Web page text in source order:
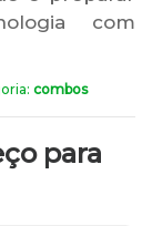
com
combos
para